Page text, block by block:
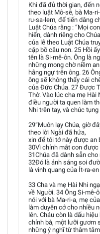
Khi đã đủ thời gian, đến
theo luật Mô-sê, bà Ma-
ru-sa-lem, để tiến dâng
Luật Chúa rằng : “Mọi
hiến, dành riêng cho
của lễ theo Luật Chúa
cặp bồ câu non. 25 Hồi
tên là Si-mê-ôn. Ông là
những mong chờ niềm
hằng ngự trên ông. 26
ông sẽ không thấy cái
của Đức Chúa. 27 Được
Thờ. Vào lúc cha mẹ Hài
điều người ta quen làm
Nhi trên tay, và chúc
29“Muôn lạy Chúa, giờ
theo lời Ngài đã hứa,
xin để tôi tớ này được an
30Vì chính mắt con
31Chúa đã dành sẵn cho
32Đó là ánh sáng soi
là vinh quang của Ít-ra-en
33 Cha và mẹ Hài Nhi
về Người. 34 Ông Si-mê-
nói với bà Ma-ri-a, mẹ
làm duyên cớ cho nhiều
lên. Cháu còn là dấu
chính bà, một lưỡi gươm
những ý nghĩ từ thâm